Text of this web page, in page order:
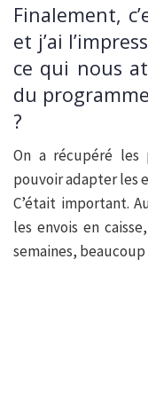
Finalement,
et j’ai
ce qui nous
du
?
On a récupéré les
pouvoir adapter les
C’était important.
les envois en
semaines,